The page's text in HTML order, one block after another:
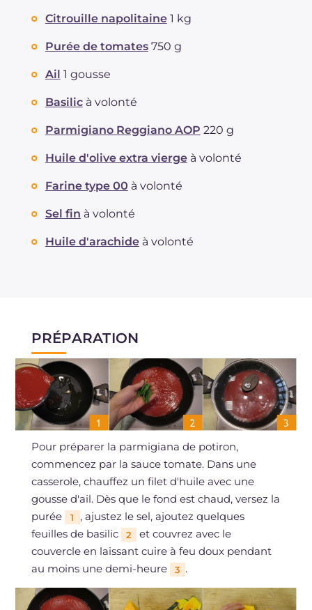
Citrouille napolitaine 1 kg
Purée de tomates 750 g
Ail 1 gousse
Basilic à volonté
Parmigiano Reggiano AOP 220 g
Huile d'olive extra vierge à volonté
Farine type 00 à volonté
Sel fin à volonté
Huile d'arachide à volonté
PRÉPARATION
Pour préparer la parmigiana de potiron,
commencez par la sauce tomate. Dans une
casserole, chauffez un filet d'huile avec une
gousse d'ail. Dès que le fond est chaud, versez la
purée
1
, ajustez le sel, ajoutez quelques
feuilles de basilic
2
et couvrez avec le
couvercle en laissant cuire à feu doux pendant
au moins une demi-heure
3 .